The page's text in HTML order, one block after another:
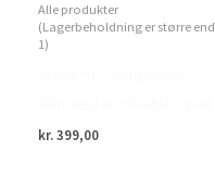
Alle produkter
(Lagerbeholdning er større end
1)
kr.399,00